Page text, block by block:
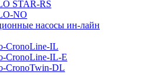
STAR-RS
NO
насосы ин-лайн
CronoLine-IL
CronoLine-IL-E
CronoTwin-DL